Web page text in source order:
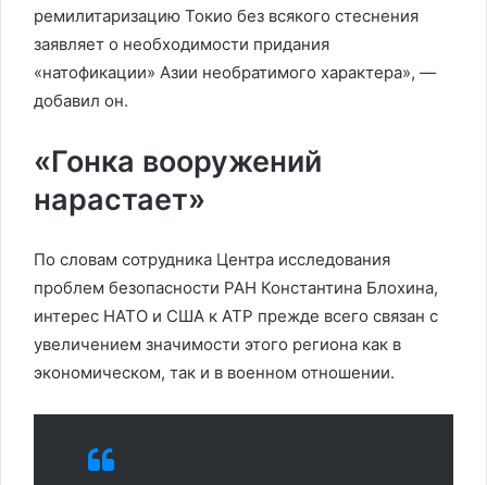
ремилитаризацию Токио без всякого стеснения
заявляет о необходимости придания
«натофикации» Азии необратимого характера», —
добавил он.
«Гонка вооружений
нарастает»
По словам сотрудника Центра исследования
проблем безопасности РАН Константина Блохина,
интерес НАТО и США к АТР прежде всего связан с
увеличением значимости этого региона как в
экономическом, так и в военном отношении.